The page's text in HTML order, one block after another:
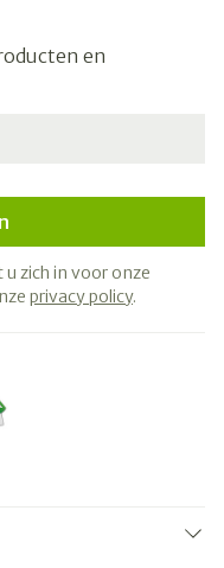
en
zich in voor onze
privacy policy.